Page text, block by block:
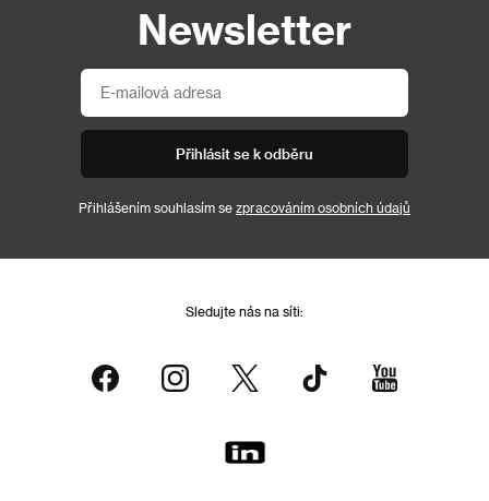
Newsletter
Přihlásit se k odběru
Přihlášením souhlasím se zpracováním osobních údajů
Sledujte nás na síti: